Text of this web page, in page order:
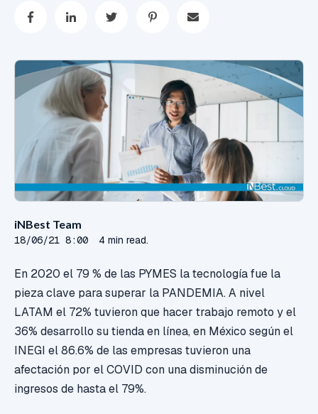
iNBest Team
18/06/21 8:00 4 min read.
En 2020 el 79 % de las PYMES la tecnología fue la
pieza clave para superar la PANDEMIA. A nivel
LATAM el 72% tuvieron que hacer trabajo remoto y el
36% desarrollo su tienda en línea, en México según el
INEGI el 86.6% de las empresas tuvieron una
afectación por el COVID con una disminución de
ingresos de hasta el 79%.